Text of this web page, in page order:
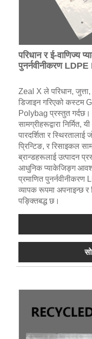
परिधान र ई-वाणिज्य
पुनर्नवीनीकरण
Zeal X ले परिधान,
डिजाइन गरिएको कस्टम
Polybag प्रस्तुत गर्दछ।
सामग्रीहरूद्वारा
पारदर्शिता र
प्रिन्टिङ, र रिसाइकल
ब्रान्डहरूलाई उत्पादन
आधुनिक प्याकेजिङ्ग
प्रमाणित
व्यापक रूपमा अपनाइन्छ र
पङ्क्तिबद्ध छ।